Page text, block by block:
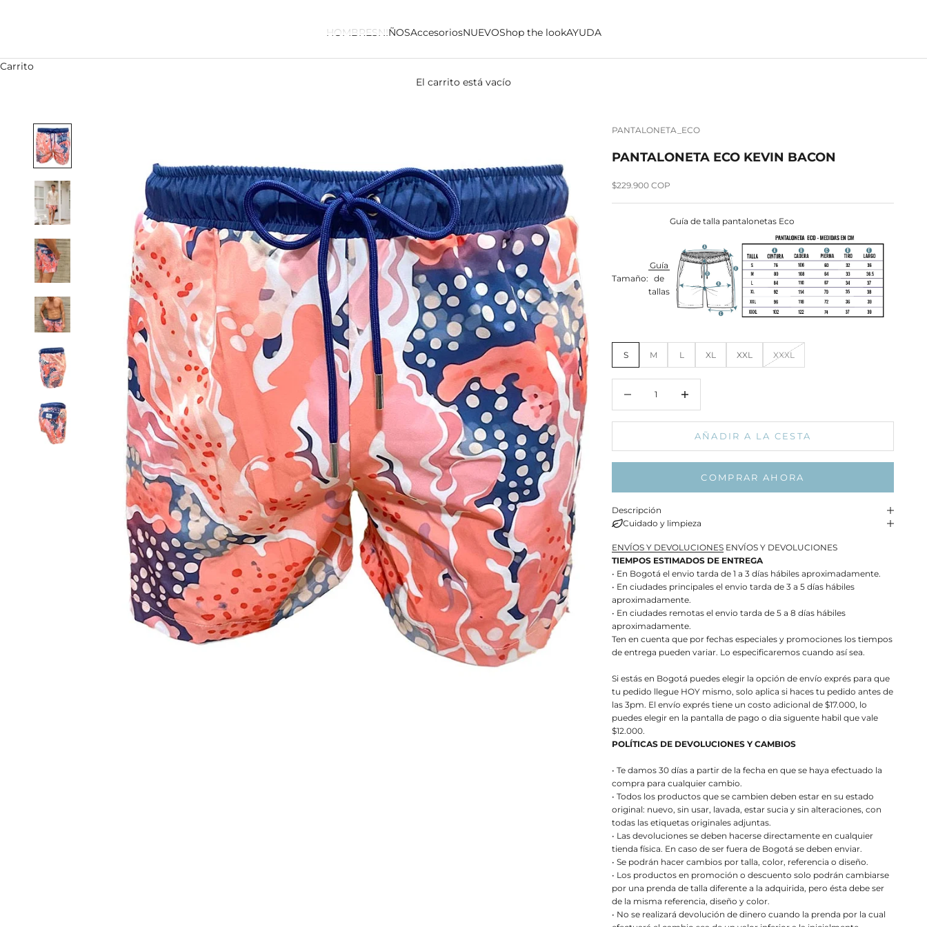
HOMBRESNIÑOSAccesoriosNUEVOShop the lookAYUDA
Carrito
El carrito está vacío
PANTALONETA_ECO
PANTALONETA ECO KEVIN BACON
Precio de oferta
$229.900 COP
Tamaño:
Guía
de
tallas
Guía de talla pantalonetas Eco
S M L XL XXL XXXL
AÑADIR A LA CESTA
COMPRAR AHORA
Descripción
Cuidado y limpieza
ENVÍOS Y DEVOLUCIONES ENVÍOS Y DEVOLUCIONES
TIEMPOS ESTIMADOS DE ENTREGA
• En Bogotá el envio tarda de 1 a 3 días hábiles aproximadamente.
• En ciudades principales el envio tarda de 3 a 5 días hábiles
aproximadamente.
• En ciudades remotas el envio tarda de 5 a 8 días hábiles
aproximadamente.
Ten en cuenta que por fechas especiales y promociones los tiempos
de entrega pueden variar. Lo especificaremos cuando así sea.
Si estás en Bogotá puedes elegir la opción de envío exprés para que
tu pedido llegue HOY mismo, solo aplica si haces tu pedido antes de
las 3pm. El envío exprés tiene un costo adicional de $17.000, lo
puedes elegir en la pantalla de pago o dia siguente habil que vale
$12.000.
POLÍTICAS DE DEVOLUCIONES Y CAMBIOS
• Te damos 30 días a partir de la fecha en que se haya efectuado la
compra para cualquier cambio.
• Todos los productos que se cambien deben estar en su estado
original: nuevo, sin usar, lavada, estar sucia y sin alteraciones, con
todas las etiquetas originales adjuntas.
• Las devoluciones se deben hacerse directamente en cualquier
tienda física. En caso de ser fuera de Bogotá se deben enviar.
• Se podrán hacer cambios por talla, color, referencia o diseño.
• Los productos en promoción o descuento solo podrán cambiarse
por una prenda de talla diferente a la adquirida, pero ésta debe ser
de la misma referencia, diseño y color.
• No se realizará devolución de dinero cuando la prenda por la cual